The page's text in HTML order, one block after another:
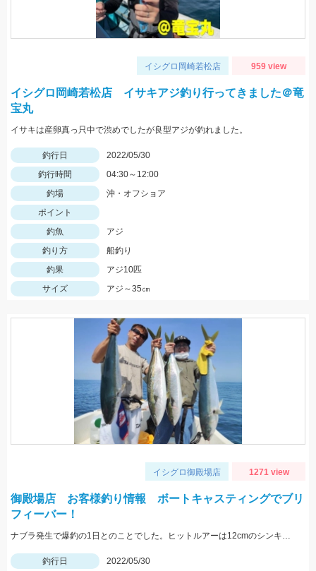
イシグロ岡崎若松店 959 view
イシグロ岡崎若松店 イサキアジ釣り行ってきました＠竜
宝丸
イサキは産卵真っ只中で渋めでしたが良型アジが釣れました。
釣行日
2022/05/30
釣行時間
04:30～12:00
釣場
沖・オフショア
ポイント
釣魚
アジ
釣り方
船釣り
釣果
アジ10匹
サイズ
アジ～35㎝
イシグロ御殿場店 1271 view
御殿場店 お客様釣り情報 ボートキャスティングでブリ
フィーバー！
ナブラ発生で爆釣の1日とのことでした。ヒットルアーは12cmのシンキングペンシル。 90㎝クラスの大型ブリ。おめでとうございます！
釣行日 2022/05/30